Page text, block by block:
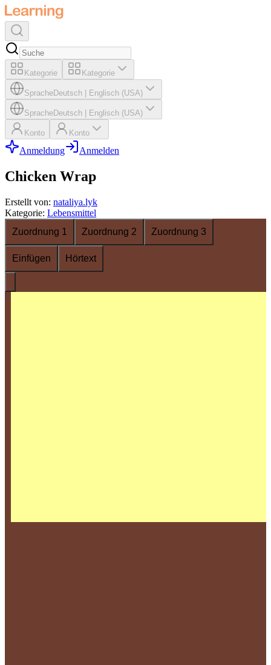
Kategorie Kategorie
SpracheDeutsch Englisch (USA)
SpracheDeutsch Englisch (USA)
Konto Konto
Anmeldung Anmelden
Chicken Wrap
Erstellt von: nataliya.lyk
Kategorie: Lebensmittel
Zuordnung 1
Zuordnung 2 Zuordnung 3
Einfügen Hörtext